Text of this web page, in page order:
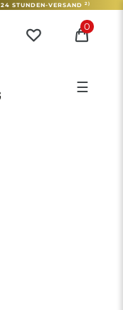
24 STUNDEN-VERSAND 2)
0
☰